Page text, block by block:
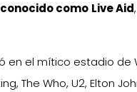
como Live Aid
en el mítico estadio
The Who, U2, Elton